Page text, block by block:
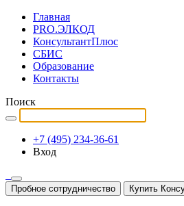
Главная
PRO.ЭЛКОД
КонсультантПлюс
СБИС
Образование
Контакты
Поиск
+7 (495) 234-36-61
Вход
Пробное сотрудничество Купить